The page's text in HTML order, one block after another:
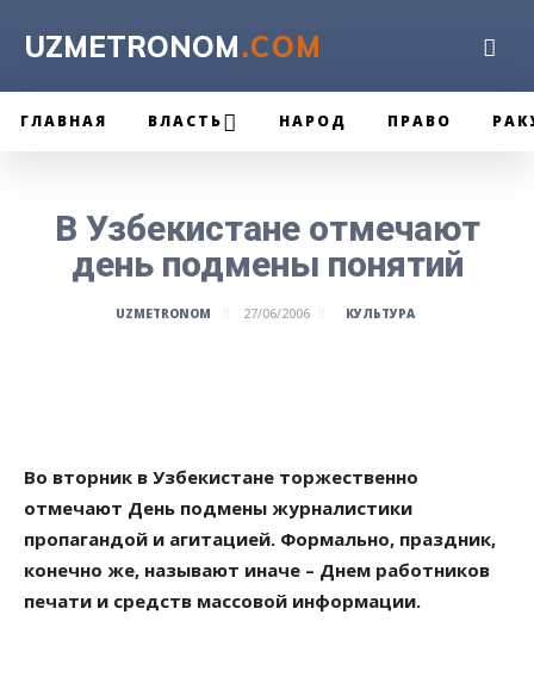
UZMETRONOM.COM
ГЛАВНАЯ ВЛАСТЬ НАРОД ПРАВО
В Узбекистане отмечают
день подмены понятий
UZMETRONOM 27/06/2006 КУЛЬТУРА
Во вторник в Узбекистане торжественно
отмечают День подмены журналистики
пропагандой и агитацией. Формально, праздник,
конечно же, называют иначе – Днем работников
печати и средств массовой информации.